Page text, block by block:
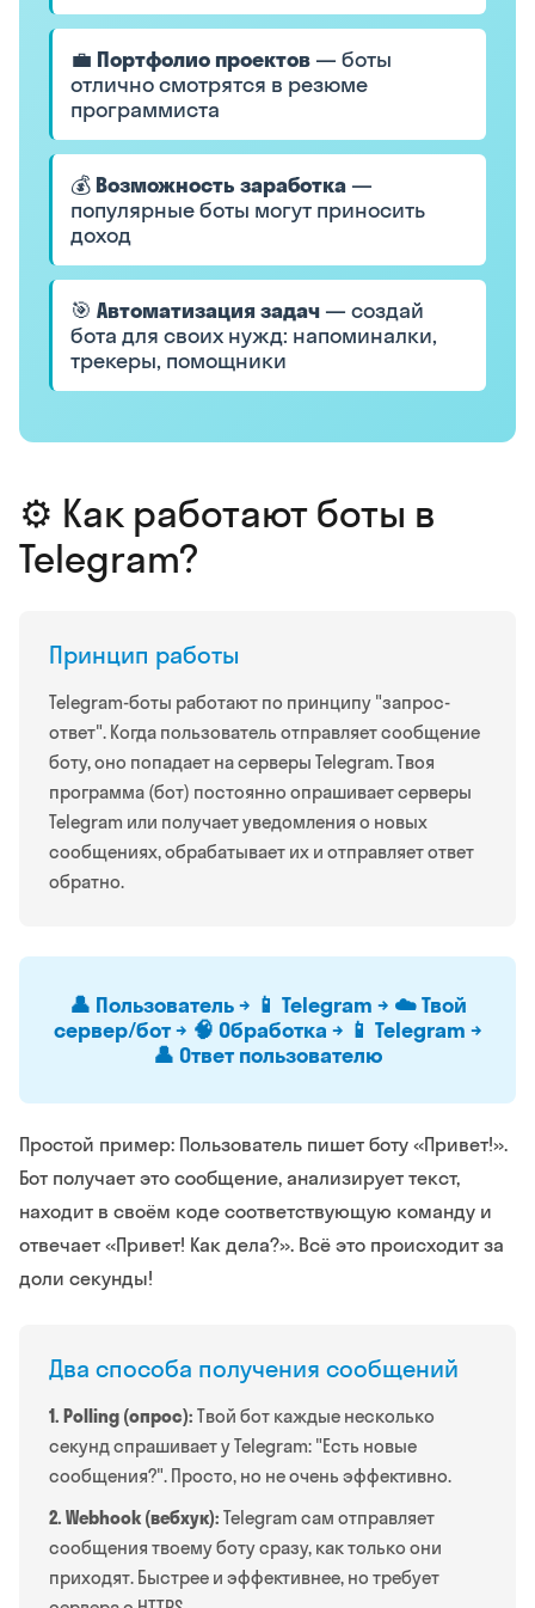
💼 Портфолио проектов — боты
отлично смотрятся в резюме
программиста
💰 Возможность заработка —
популярные боты могут приносить
доход
🎯 Автоматизация задач — создай
бота для своих нужд: напоминалки,
трекеры, помощники
⚙️ Как работают боты в
Telegram?
Принцип работы
Telegram-боты работают по принципу "запрос-
ответ". Когда пользователь отправляет сообщение
боту, оно попадает на серверы Telegram. Твоя
программа (бот) постоянно опрашивает серверы
Telegram или получает уведомления о новых
сообщениях, обрабатывает их и отправляет ответ
обратно.
👤 Пользователь → 📱 Telegram → ☁️ Твой
сервер/бот → 🧠 Обработка → 📱 Telegram →
👤 Ответ пользователю
Простой пример: Пользователь пишет боту «Привет!».
Бот получает это сообщение, анализирует текст,
находит в своём коде соответствующую команду и
отвечает «Привет! Как дела?». Всё это происходит за
доли секунды!
Два способа получения сообщений
1. Polling (опрос): Твой бот каждые несколько
секунд спрашивает у Telegram: "Есть новые
сообщения?". Просто, но не очень эффективно.
2. Webhook (вебхук): Telegram сам отправляет
сообщения твоему боту сразу, как только они
приходят. Быстрее и эффективнее, но требует